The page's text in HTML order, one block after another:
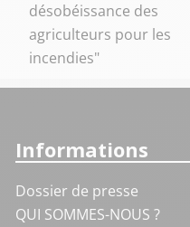
désobéissance des
agriculteurs pour les
incendies"
Informations
Dossier de presse
QUI SOMMES-NOUS ?